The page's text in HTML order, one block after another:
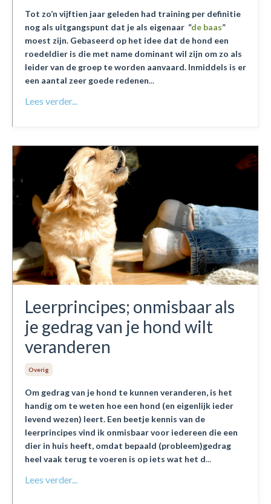
Tot zo’n vijftien jaar geleden had training per definitie
nog als uitgangspunt dat je als eigenaar “de baas”
moest zijn. Gebaseerd op het idee dat de hond een
roedeldier is die met name dominant wil zijn om zo als
leider van de groep te worden aanvaard. Inmiddels is er
een aantal zeer goede redenen...
Lees verder...
Leerprincipes; onmisbaar als
je gedrag van je hond wilt
veranderen
Overig
Om gedrag van je hond te kunnen veranderen, is het
handig om te weten hoe een hond (en eigenlijk ieder
levend wezen) leert. Een beetje kennis van de
leerprincipes vind ik onmisbaar voor iedereen die een
dier in huis heeft, omdat bepaald (probleem)gedrag
heel vaak terug te voeren is op iets wat het d...
Lees verder...